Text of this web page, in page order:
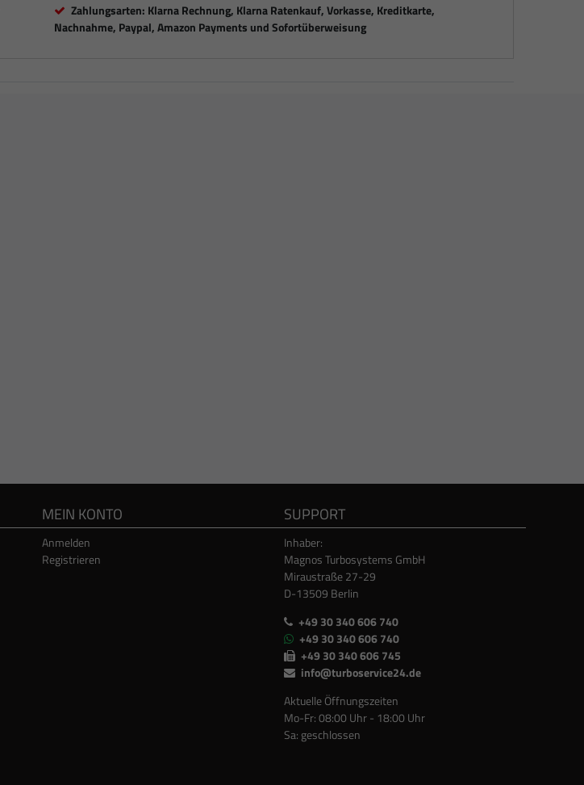
Zahlungsarten: Klarna Rechnung, Klarna Ratenkauf, Vorkasse, Kreditkarte,
Nachnahme, Paypal, Amazon Payments und Sofortüberweisung
MEIN KONTO
Anmelden
Registrieren
SUPPORT
Inhaber:
Magnos Turbosystems GmbH
Miraustraße 27-29
D-13509 Berlin
+49 30 340 606 740
+49 30 340 606 740
+49 30 340 606 745
info@turboservice24.de
Aktuelle Öffnungszeiten
Mo-Fr: 08:00 Uhr - 18:00 Uhr
Sa: geschlossen